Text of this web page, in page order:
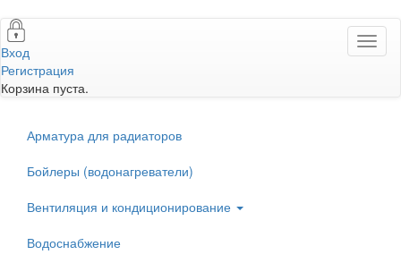
Перейти
к
основному
содержанию
Вход
Регистрация
Корзина пуста.
Арматура для радиаторов
Бойлеры (водонагреватели)
Вентиляция и кондиционирование
Водоснабжение